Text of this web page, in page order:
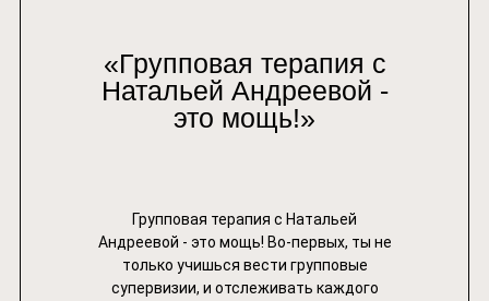
бесконечна. Помогает ощутить
поддержку всех стихий земли.
Групповая терапия с Натальей
Андреевой - это мощь! Во-первых, ты не
только учишься вести групповые
супервизии, и отслеживать каждого
«Групповая терапия с
Натальей Андреевой -
это мощь!»